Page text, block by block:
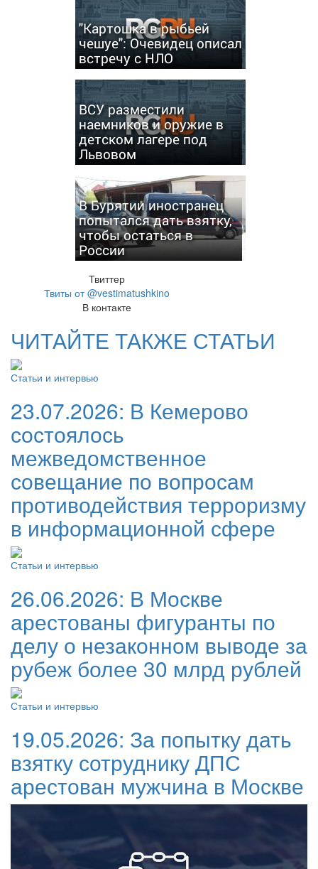
"Картошка в рыбьей
чешуе": Очевидец описал
встречу с НЛО
ВСУ разместили
наемников и оружие в
детском лагере под
Львовом
В Бурятии иностранец
попытался дать взятку,
чтобы остаться в
России
Твиттер
Твиты от @vestimatushkino
В контакте
ЧИТАЙТЕ ТАКЖЕ СТАТЬИ
Статьи и интервью
23.07.2026: В Кемерово
состоялось
межведомственное
совещание по вопросам
противодействия терроризму
в информационной сфере
Статьи и интервью
26.06.2026: В Москве
арестованы фигуранты по
делу о незаконном выводе за
рубеж более 30 млрд рублей
Статьи и интервью
19.05.2026: За попытку дать
взятку сотруднику ДПС
арестован мужчина в Москве